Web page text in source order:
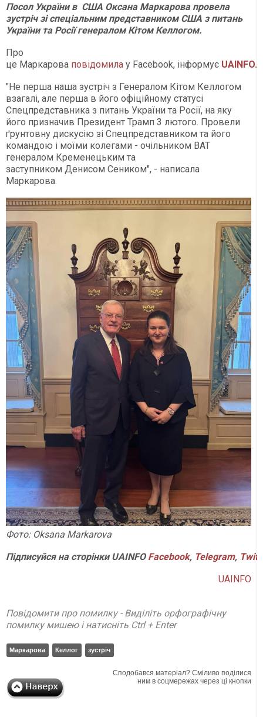
Посол України в США Оксана Маркарова провела
зустріч зі спеціальним представником США з питань
України та Росії генералом Кітом Келлогом.
Про
це Маркарова повідомила у Facebook, інформує
"Не перша наша зустріч з Генералом Кітом Келлогом
взагалі, але перша в його офіційному статусі
Спецпредставника з питань України та Росії, на яку
його призначив Президент Трамп 3 лютого. Провели
ґрунтовну дискусію зі Спецпредставником та його
командою і моїми колегами - очільником ВАТ
генералом Кременецьким та
заступником Денисом Сеником", - написала
Маркарова.
Фото: Oksana Markarova
Підписуйся на сторінки UAINFO Facebook, Telegram,
UAINFO
Повідомити про помилку - Виділіть орфографічну
помилку мишею і натисніть Ctrl + Enter
Маркарова Келлог зустріч
Сподобався матеріал? Сміливо поділися
ним в соцмережах через ці кнопки